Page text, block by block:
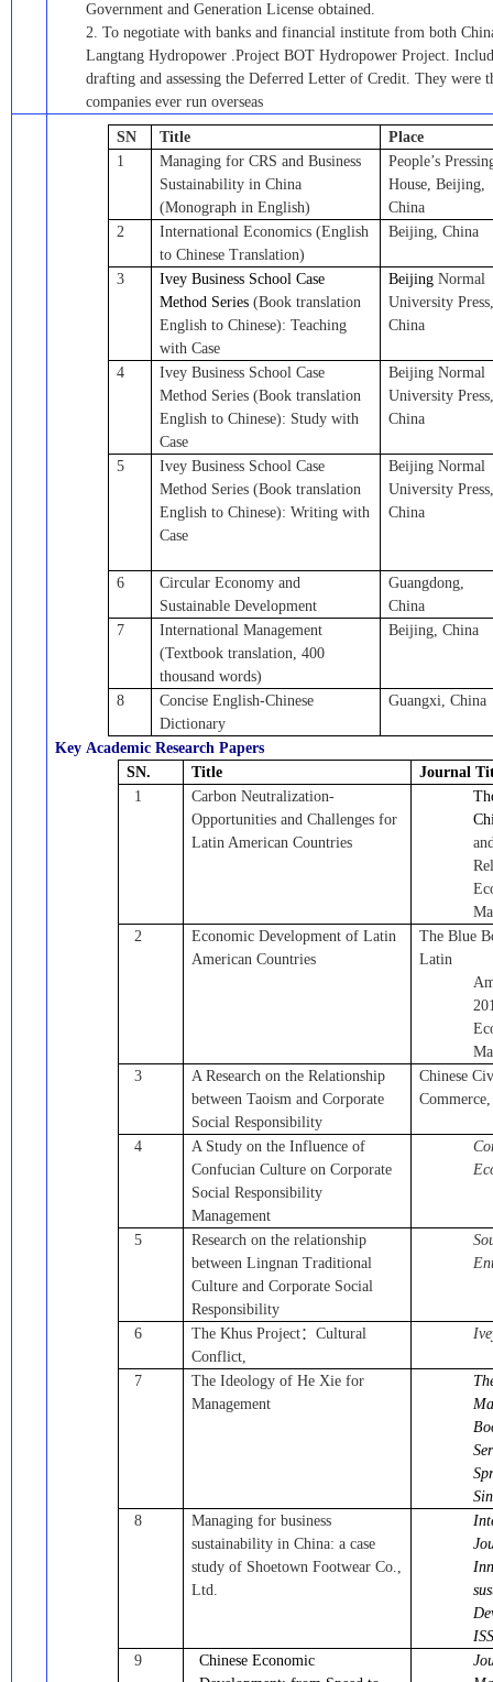
Government and Generation License obtained.
2. To negotiate with banks and financial institute from both
Langtang Hydropower .Project BOT Hydropower Project.
drafting and assessing the Deferred Letter of Credit. They were
companies ever run overseas
SN Title
Place
1
Managing for CRS and Business
Sustainability in China
(Monograph in English)
People’s
House, Beijing,
China
2
International Economics (English
to Chinese Translation)
Beijing, China
3
Ivey Business School Case
Method Series (Book translation
English to Chinese): Teaching
with Case
Beijing Normal
University Press,
China
4
Ivey Business School Case
Method Series (Book translation
English to Chinese): Study with
Case
Beijing Normal
University Press,
China
5
Ivey Business School Case
Method Series (Book translation
English to Chinese): Writing with
Case
Beijing Normal
University Press,
China
6
Circular Economy and
Sustainable Development
Guangdong,
China
7
International Management
(Textbook translation, 400
thousand words)
Beijing, China
8
Concise English-Chinese
Dictionary
Guangxi, China
Key Academic Research Papers
SN.
Title
Journal
1
Carbon Neutralization-
Opportunities and Challenges for
Latin American Countries
E
2
Economic Development of Latin
American Countries
The Blue
Latin
20
3
A Research on the Relationship
between Taoism and Corporate
Social Responsibility
Chinese
Commerce,
4
A Study on the Influence of
Confucian Culture on Corporate
Social Responsibility
Management
5
Research on the relationship
between Lingnan Traditional
Culture and Corporate Social
Responsibility
6 The Khus Project： Cultural
Conflict,
7
The Ideology of He Xie for
Management
8
Managing for business
sustainability in China: a case
study of Shoetown Footwear Co.,
Ltd.
9
Chinese Economic